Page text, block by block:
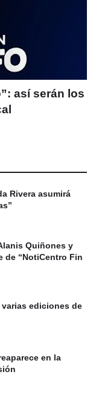
así serán los
Rivera asumirá
Quiñones y
de “NotiCentro Fin
ediciones de
en la